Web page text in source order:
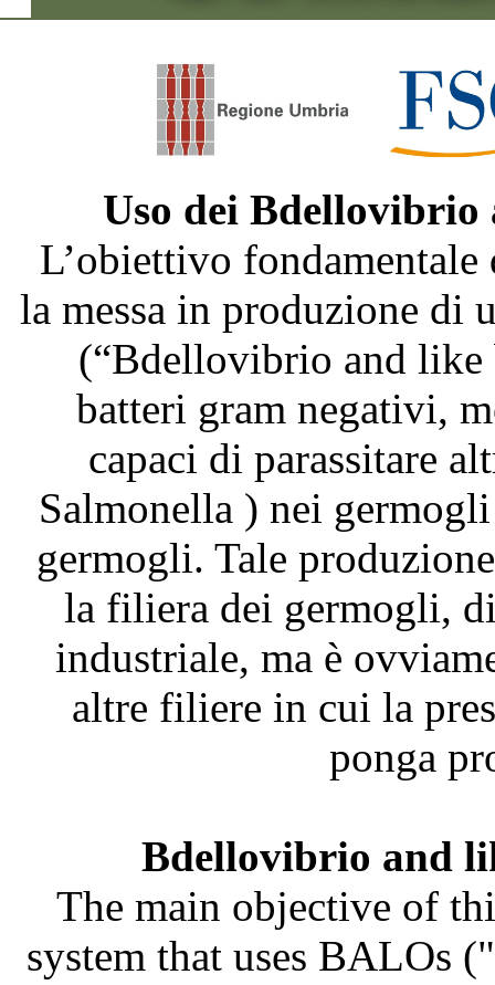
Uso dei
L’obiettivo fondamentale
la messa in produzione di
(“Bdellovibrio and like
batteri gram negativi,
capaci di parassitare
Salmonella ) nei
germogli. Tale
la filiera dei germogli,
industriale, ma è
altre filiere in cui la
ponga
Bdellovibrio and
The main objective of
system that uses BALOs